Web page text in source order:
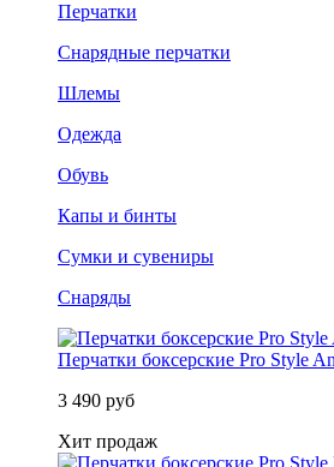
Перчатки
Снарядные перчатки
Шлемы
Одежда
Обувь
Капы и бинты
Сумки и сувениры
Снаряды
Перчатки боксерские Pro Style
3 490 руб
Хит продаж